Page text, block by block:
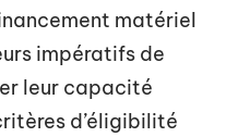
matériel
impératifs de
leur capacité
d’éligibilité